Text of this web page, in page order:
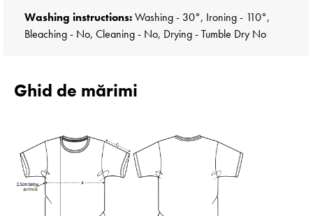
Washing instructions:Washing - 30°, Ironing - 110°,
Bleaching - No, Cleaning - No, Drying - Tumble Dry No
Ghid de mărimi